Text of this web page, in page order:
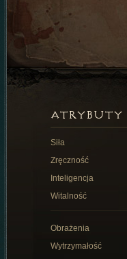
ATRYBUTY
Siła
Zręczność
Inteligencja
Witalność
Obrażenia
Wytrzymałość